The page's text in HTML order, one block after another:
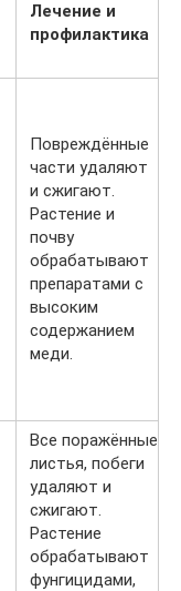
Лечение и
профилактика
Повреждённые
части удаляют
и сжигают.
Растение и
почву
обрабатывают
препаратами с
высоким
содержанием
меди.
Все поражённые
листья, побеги
удаляют и
сжигают.
Растение
обрабатывают
фунгицидами,